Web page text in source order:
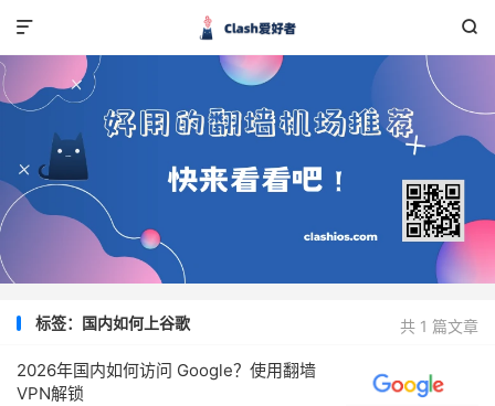


共 1 篇文章
标签：国内如何上谷歌
2026年国内如何访问 Google？使用翻墙
VPN解锁